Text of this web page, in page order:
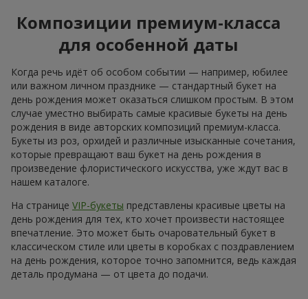
Композиции премиум-класса
для особенной даты
Когда речь идёт об особом событии — например, юбилее
или важном личном празднике — стандартный букет на
день рождения может оказаться слишком простым. В этом
случае уместно выбирать самые красивые букеты на день
рождения в виде авторских композиций премиум-класса.
Букеты из роз, орхидей и различные изысканные сочетания,
которые превращают ваш букет на день рождения в
произведение флористического искусства, уже ждут вас в
нашем каталоге.
На странице VIP-букеты представлены красивые цветы на
день рождения для тех, кто хочет произвести настоящее
впечатление. Это может быть очаровательный букет в
классическом стиле или цветы в коробках с поздравлением
на день рождения, которое точно запомнится, ведь каждая
деталь продумана — от цвета до подачи.